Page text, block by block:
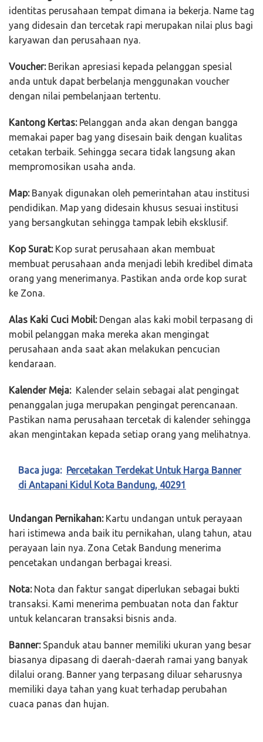
identitas perusahaan tempat dimana ia bekerja. Name tag
yang didesain dan tercetak rapi merupakan nilai plus bagi
karyawan dan perusahaan nya.
Voucher:Berikan apresiasi kepada pelanggan spesial
anda untuk dapat berbelanja menggunakan voucher
dengan nilai pembelanjaan tertentu.
Kantong Kertas:Pelanggan anda akan dengan bangga
memakai paper bag yang disesain baik dengan kualitas
cetakan terbaik. Sehingga secara tidak langsung akan
mempromosikan usaha anda.
Map:Banyak digunakan oleh pemerintahan atau institusi
pendidikan. Map yang didesain khusus sesuai institusi
yang bersangkutan sehingga tampak lebih eksklusif.
Kop Surat:Kop surat perusahaan akan membuat
membuat perusahaan anda menjadi lebih kredibel dimata
orang yang menerimanya. Pastikan anda orde kop surat
ke Zona.
Alas Kaki Cuci Mobil:Dengan alas kaki mobil terpasang di
mobil pelanggan maka mereka akan mengingat
perusahaan anda saat akan melakukan pencucian
kendaraan.
Kalender Meja:Kalender selain sebagai alat pengingat
penanggalan juga merupakan pengingat perencanaan.
Pastikan nama perusahaan tercetak di kalender sehingga
akan mengintakan kepada setiap orang yang melihatnya.
Baca juga: Percetakan Terdekat Untuk Harga Banner
di Antapani Kidul Kota Bandung, 40291
Undangan Pernikahan:Kartu undangan untuk perayaan
hari istimewa anda baik itu pernikahan, ulang tahun, atau
perayaan lain nya. Zona Cetak Bandung menerima
pencetakan undangan berbagai kreasi.
Nota:Nota dan faktur sangat diperlukan sebagai bukti
transaksi. Kami menerima pembuatan nota dan faktur
untuk kelancaran transaksi bisnis anda.
Banner:Spanduk atau banner memiliki ukuran yang besar
biasanya dipasang di daerah-daerah ramai yang banyak
dilalui orang. Banner yang terpasang diluar seharusnya
memiliki daya tahan yang kuat terhadap perubahan
cuaca panas dan hujan.